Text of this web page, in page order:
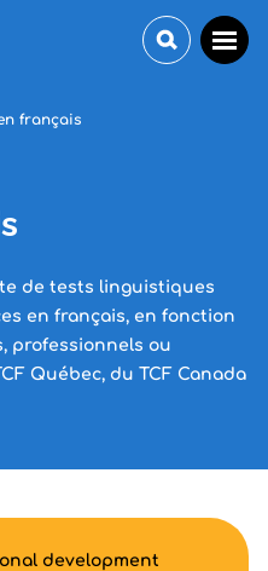
de tests linguistiques
en français, en fonction
professionnels ou
Québec, du TCF Canada
français
development